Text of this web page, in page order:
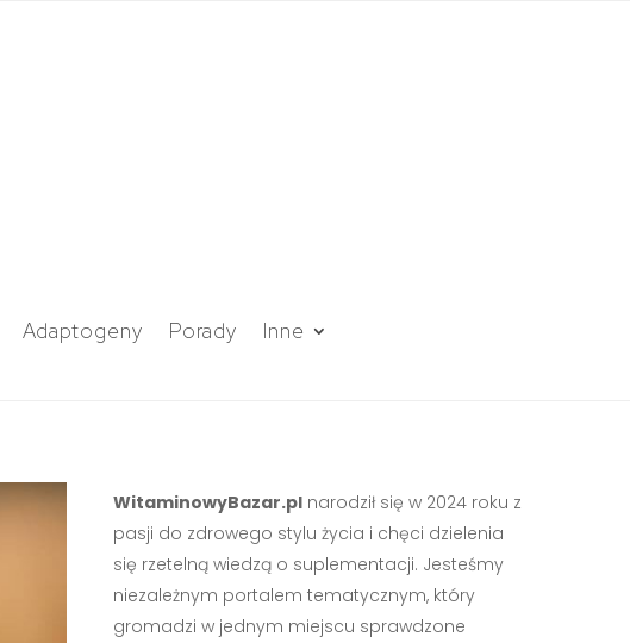
Adaptogeny Porady Inne
WitaminowyBazar.plnarodził się w 2024 roku z
pasji do zdrowego stylu życia i chęci dzielenia
się rzetelną wiedzą o suplementacji. Jesteśmy
niezależnym portalem tematycznym, który
gromadzi w jednym miejscu sprawdzone